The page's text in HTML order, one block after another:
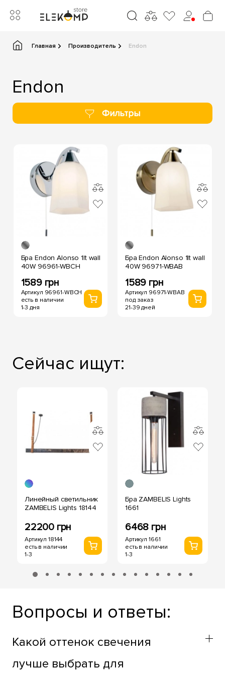
Главная Производитель Endon
Endon
Фильтры
Бра Endon Alonso 1lt wall
40W 96961-WBCH
1589 грн
Артикул 96961-WBCH
есть в наличии
1-3 дня
Бра Endon Alonso 1lt wall
40W 96971-WBAB
1589 грн
Артикул 96971-WBAB
под заказ
21-39 дней
Сейчас ищут:
Линейный светильник
ZAMBELIS Lights 18144
22200 грн
Артикул 18144
есть в наличии
1-3
Бра ZAMBELIS Lights
1661
6468 грн
Артикул 1661
есть в наличии
1-3
Вопросы и ответы:
Какой оттенок свечения
лучше выбрать для